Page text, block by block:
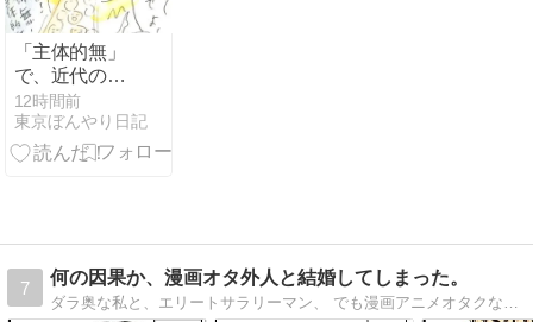
「主体的無」
で、近代の超
克
12時間前
東京ぼんやり日記
7
何の因果か、漫画オタ外人と結婚してしまった。